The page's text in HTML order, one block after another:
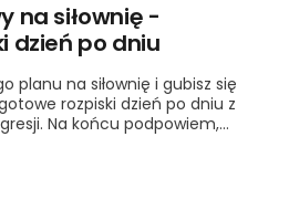
na siłownię -
dzień po dniu
planu na siłownię i gubisz się
rozpiski dzień po dniu z
Na końcu podpowiem,